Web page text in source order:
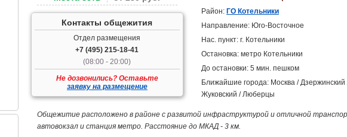
Контакты общежития
Отдел размещения
+7 (495) 215-18-41
(08:00 - 20:00)
Не дозвонились? Оставьте
заявку на размещение
Район: ГО Котельники
Направление: Юго-Восточное
Нас. пункт: г. Котельники
Остановка: метро Котельники
До остановки: 5 мин. пешком
Ближайшие города: Москва / Дзержинский
Жуковский / Люберцы
Общежитие расположено в районе с развитой инфраструктурой и отличной
автовокзал и станция метро. Расстояние до МКАД - 3 км.